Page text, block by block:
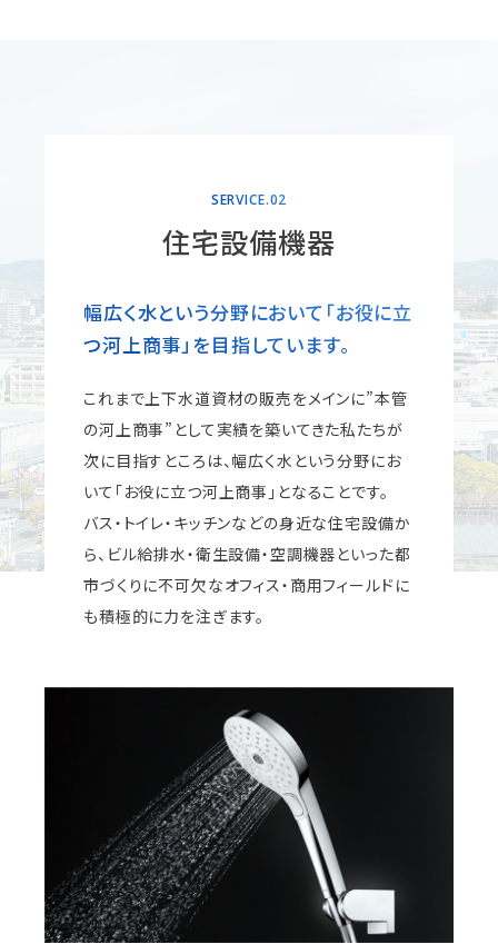
SERVICE.02
住宅設備機器
幅広く水という分野において 「お役に立
つ河上商事」を目指しています。
これまで上下水道資材の販売をメインに”本管
の河上商事”として実績を築いてきた私たちが
次に目指すところは、幅広く水という分野にお
いて「お役に立つ河上商事」となることです。
バス・トイレ・キッチンなどの身近な住宅設備か
ら、ビル給排水・衛生設備・空調機器といった都
市づくりに不可欠なオフィス・商用フィールドに
も積極的に力を注ぎます。